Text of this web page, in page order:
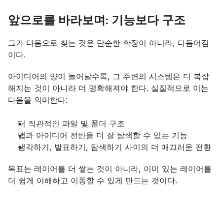
앞으로를 바라보며: 기능보다 구조
그가 다음으로 찾는 것은 단순한 확장이 아니라, 다듬어짐
이다.
아이디어의 양이 늘어날수록, 그 주변의 시스템은 더 복잡
해지는 것이 아니라 더 명확해져야 한다. 실질적으로 이는
다음을 의미한다:
더 직관적인 파일 및 폴더 구조
맵과 아이디어 전반을 더 잘 탐색할 수 있는 기능
생각하기, 발표하기, 탐색하기 사이의 더 매끄러운 전환
목표는 레이어를 더 쌓는 것이 아니라, 이미 있는 레이어를
더 쉽게 이해하고 이동할 수 있게 만드는 것이다.